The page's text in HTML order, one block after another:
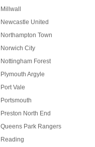
Millwall
Newcastle United
Northampton Town
Norwich City
Nottingham Forest
Plymouth Argyle
Port Vale
Portsmouth
Preston North End
Queens Park Rangers
Reading